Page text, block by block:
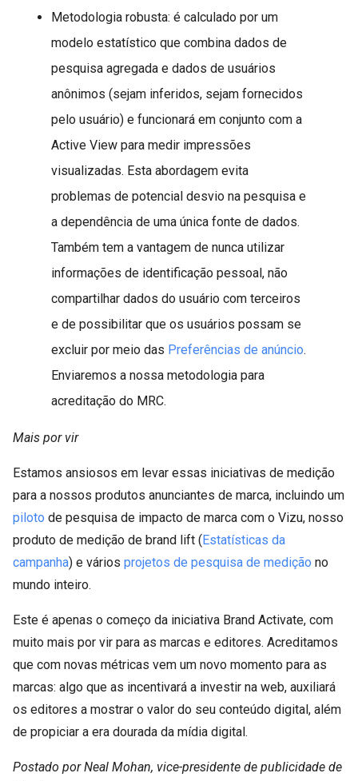
Metodologia robusta: é calculado por um
modelo estatístico que combina dados de
pesquisa agregada e dados de usuários
anônimos (sejam inferidos, sejam fornecidos
pelo usuário) e funcionará em conjunto com a
Active View para medir impressões
visualizadas. Esta abordagem evita
problemas de potencial desvio na pesquisa e
a dependência de uma única fonte de dados.
Também tem a vantagem de nunca utilizar
informações de identificação pessoal, não
compartilhar dados do usuário com terceiros
e de possibilitar que os usuários possam se
excluir por meio das Preferências de anúncio.
Enviaremos a nossa metodologia para
acreditação do MRC.
Mais por vir
Estamos ansiosos em levar essas iniciativas de medição
para a nossos produtos anunciantes de marca, incluindo um
piloto de pesquisa de impacto de marca com o Vizu, nosso
produto de medição de brand lift (Estatísticas da
campanha) e vários projetos de pesquisa de medição no
mundo inteiro.
Este é apenas o começo da iniciativa Brand Activate, com
muito mais por vir para as marcas e editores. Acreditamos
que com novas métricas vem um novo momento para as
marcas: algo que as incentivará a investir na web, auxiliará
os editores a mostrar o valor do seu conteúdo digital, além
de propiciar a era dourada da mídia digital.
Postado por Neal Mohan, vice-presidente de publicidade de